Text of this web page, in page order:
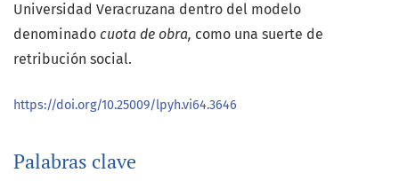
Palabras clave
Universidad Veracruzana dentro del modelo
denominado cuota de obra, como una suerte de
retribución social.
https://doi.org/10.25009/lpyh.vi64.3646